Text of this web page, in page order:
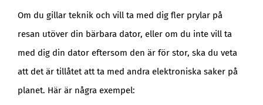
Om du gillar teknik och vill ta med dig fler prylar på
resan utöver din bärbara dator, eller om du inte vill ta
med dig din dator eftersom den är för stor, ska du veta
att det är tillåtet att ta med andra elektroniska saker på
planet. Här är några exempel: